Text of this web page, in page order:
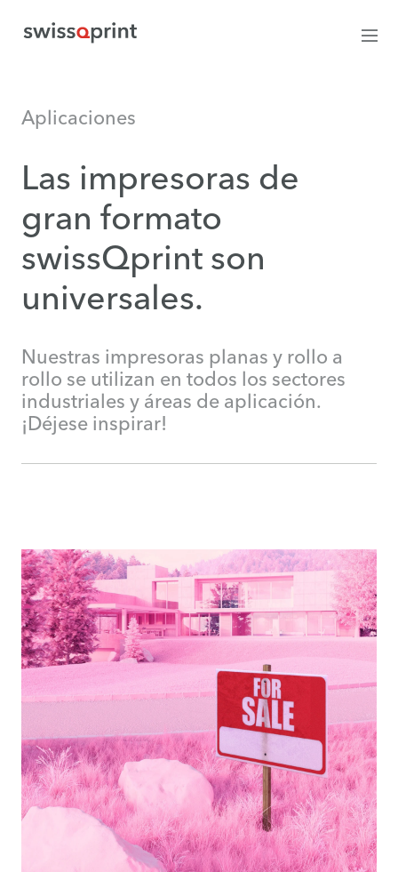
Aplicaciones
Las impresoras de
gran formato
swissQprint son
universales.
Nuestras impresoras planas y rollo a
rollo se utilizan en todos los sectores
industriales y áreas de aplicación.
¡Déjese inspirar!